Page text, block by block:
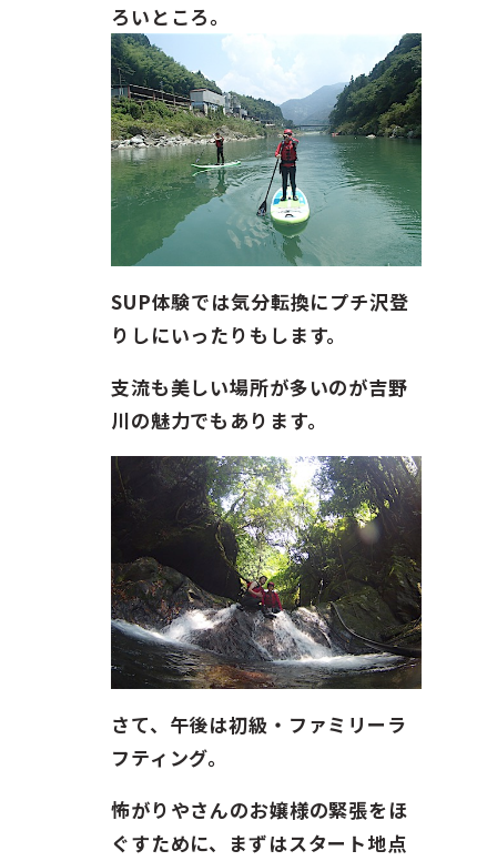
ろいところ。
SUP体験では気分転換にプチ沢登
りしにいったりもします。
支流も美しい場所が多いのが吉野
川の魅力でもあります。
さて、午後は初級・ファミリーラ
フティング。
怖がりやさんのお嬢様の緊張をほ
ぐすために、まずはスタート地点